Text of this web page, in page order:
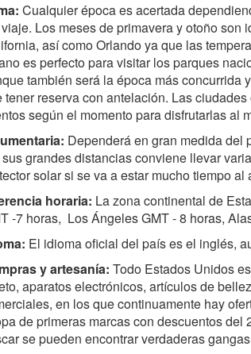
Cualquier época es acertada
Los meses de primavera y otoño son
así como Orlando ya que las
es perfecto para visitar los parques
también será la época más concurrida
tener reserva con antelación. Las
según el momento para disfrutarlas al
Dependerá en gran medida del
grandes distancias conviene llevar
solar si se va a estar mucho tiempo al
horaria: La zona continental de
-7 horas, Los Ángeles GMT - 8 horas,
El idioma oficial del país es el inglés,
y artesanía: Todo Estados Unidos
aparatos electrónicos, artículos de
en los que continuamente hay
de primeras marcas con descuentos
se pueden encontrar verdaderas